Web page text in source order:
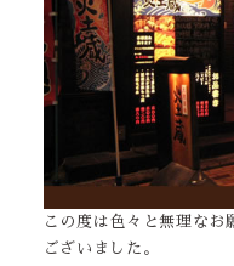
この度は色々と無理なお
ございました。